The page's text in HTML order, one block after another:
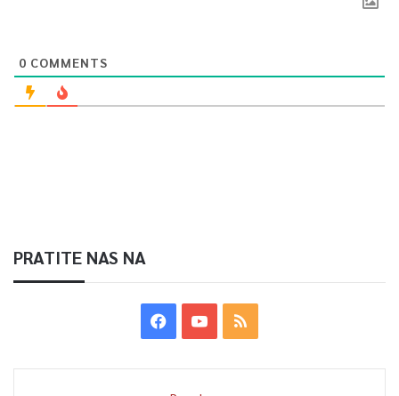
0 COMMENTS
PRATITE NAS NA